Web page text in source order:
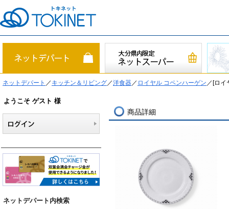
ネットデパート ／ キッチン＆リビング／洋食器／ ロイヤル コペンハーゲン ／[ロイ
商品詳細
ようこそ ゲスト 様
ネットデパート内検索